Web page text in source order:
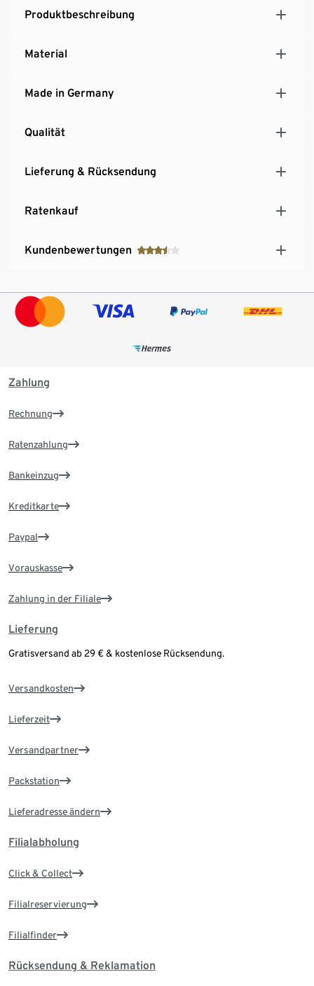
Produktbeschreibung
Material
Made in Germany
Qualität
Lieferung & Rücksendung
Ratenkauf
Kundenbewertungen
Zahlung
Rechnung
Ratenzahlung
Bankeinzug
Kreditkarte
Paypal
Vorauskasse
Zahlung in der Filiale
Lieferung
Gratisversand ab 29 € & kostenlose Rücksendung.
Versandkosten
Lieferzeit
Versandpartner
Packstation
Lieferadresse ändern
Filialabholung
Click & Collect
Filialreservierung
Filialfinder
Rücksendung & Reklamation